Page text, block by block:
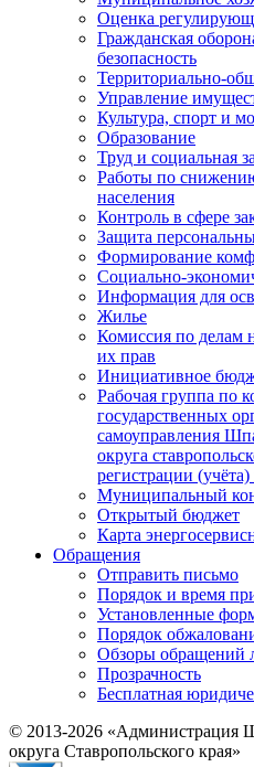
Оценка
Гражданская
безопасность
Территориально-
Управление
Культура, спорт и
Образование
Труд и социальная
Работы по
населения
Контроль в сфере
Защита
Формирование
Социально-
Информация для
Жилье
Комиссия по делам
их прав
Инициативное
Рабочая группа по
государственных
самоуправления
округа
регистрации (учёта)
Муниципальный
Открытый бюджет
Карта
Обращения
Отправить письмо
Порядок и время
Установленные
Порядок
Обзоры обращений
Прозрачность
Бесплатная
© 2013-2026 «Администрация
округа Ставропольского края»